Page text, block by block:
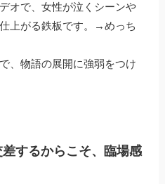
オで、女性が泣くシーンや
上がる鉄板です。→めっち
、物語の展開に強弱をつけ
するからこそ、臨場感